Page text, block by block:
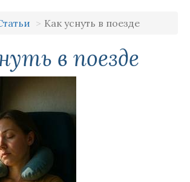
Как уснуть в поезде
в поезде